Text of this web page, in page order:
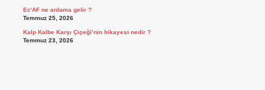
Ez’AF ne anlama gelir ?
Temmuz 25, 2026
Kalp Kalbe Karşı Çiçeği’nin hikayesi nedir ?
Temmuz 23, 2026